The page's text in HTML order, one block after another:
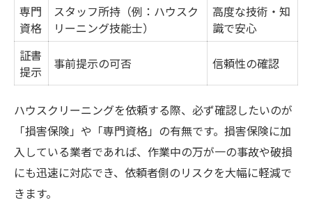
専門
資格
スタッフ所持（例：ハウスク
リーニング技能士）
高度な技術・知
識で安心
証書
提示
事前提示の可否 信頼性の確認
ハウスクリーニングを依頼する際、必ず確認したいのが
「損害保険」や「専門資格」の有無です。損害保険に加
入している業者であれば、作業中の万が一の事故や破損
にも迅速に対応でき、依頼者側のリスクを大幅に軽減で
きます。